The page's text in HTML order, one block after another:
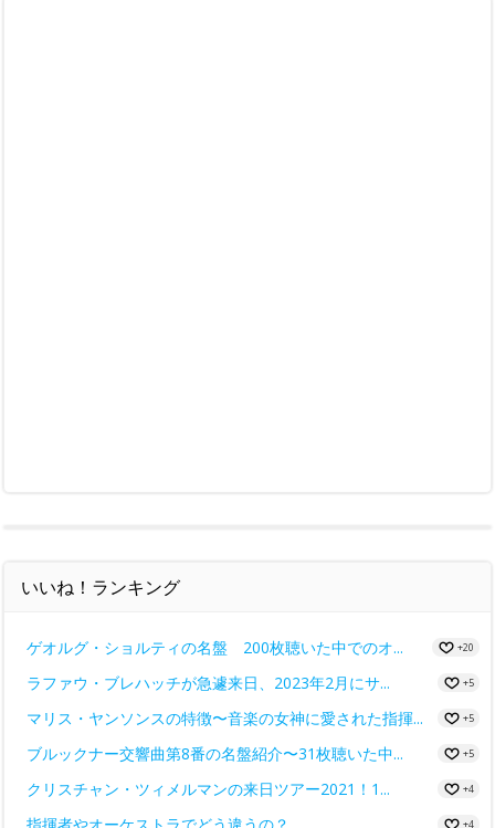
いいね！ランキング
ゲオルグ・ショルティの名盤 200枚聴いた中でのオ... +20
ラファウ・ブレハッチが急遽来日、2023年2月にサ... +5
マリス・ヤンソンスの特徴〜音楽の女神に愛された指揮... +5
ブルックナー交響曲第8番の名盤紹介〜31枚聴いた中... +5
クリスチャン・ツィメルマンの来日ツアー2021！1... +4
+4